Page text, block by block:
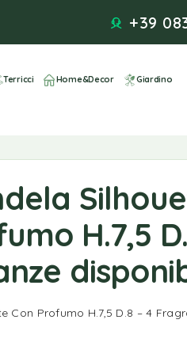
+39
Terricci Home&Decor Giardino
H.7,5
Con Profumo H.7,5 D.8 – 4